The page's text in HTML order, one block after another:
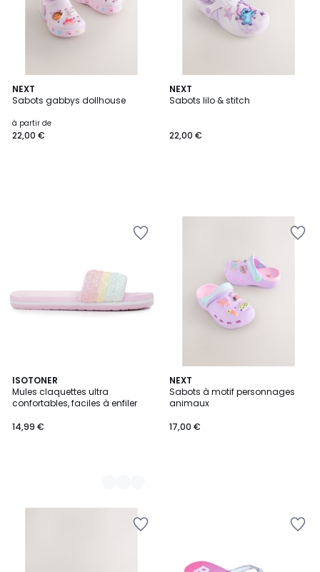
NEXT
Sabots gabbys dollhouse
à partir de
22,00 €
NEXT
Sabots lilo & stitch
22,00 €
ISOTONER
Mules claquettes ultra
confortables, faciles à enfiler
14,99 €
2
Couleurs
NEXT
Sabots à motif personnages
animaux
17,00 €